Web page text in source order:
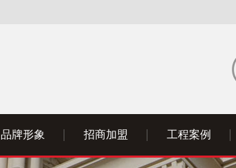
品牌形象 招商加盟 工程案例